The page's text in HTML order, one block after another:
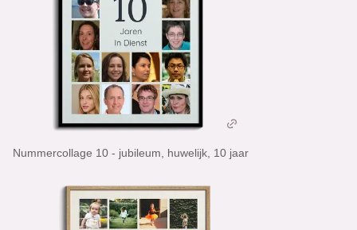
Nummercollage 10 - jubileum, huwelijk, 10 jaar